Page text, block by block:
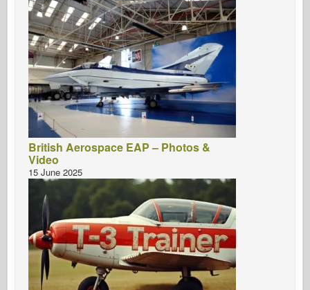
British Aerospace EAP – Photos &
Video
15 June 2025